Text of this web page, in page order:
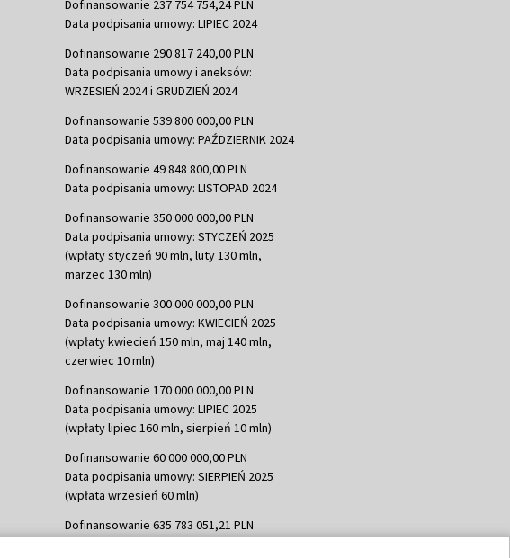
Dofinansowanie 237 754 754,24 PLN
Data podpisania umowy: LIPIEC 2024
Dofinansowanie 290 817 240,00 PLN
Data podpisania umowy i aneksów:
WRZESIEŃ 2024 i GRUDZIEŃ 2024
Dofinansowanie 539 800 000,00 PLN
Data podpisania umowy: PAŹDZIERNIK 2024
Dofinansowanie 49 848 800,00 PLN
Data podpisania umowy: LISTOPAD 2024
Dofinansowanie 350 000 000,00 PLN
Data podpisania umowy: STYCZEŃ 2025
(wpłaty styczeń 90 mln, luty 130 mln,
marzec 130 mln)
Dofinansowanie 300 000 000,00 PLN
Data podpisania umowy: KWIECIEŃ 2025
(wpłaty kwiecień 150 mln, maj 140 mln,
czerwiec 10 mln)
Dofinansowanie 170 000 000,00 PLN
Data podpisania umowy: LIPIEC 2025
(wpłaty lipiec 160 mln, sierpień 10 mln)
Dofinansowanie 60 000 000,00 PLN
Data podpisania umowy: SIERPIEŃ 2025
(wpłata wrzesień 60 mln)
Dofinansowanie 635 783 051,21 PLN